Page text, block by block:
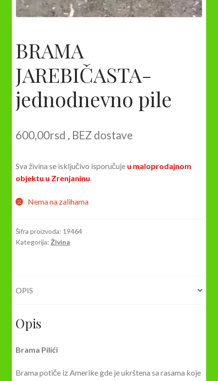
BRAMA
JAREBIČASTA-
jednodnevno pile
600,00rsd , BEZ dostave
Sva živina se isključivo isporučuje u maloprodajnom
objektu u Zrenjaninu.
Nema na zalihama
Šifra proizvoda: 19464
Kategorija: Živina
OPIS
Opis
Brama Pilići
Brama potiče iz Amerike gde je ukrštena sa rasama koje